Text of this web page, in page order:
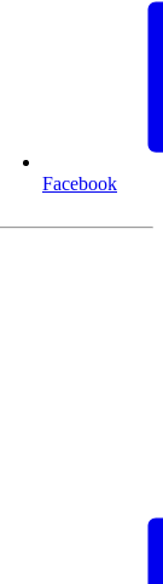
Facebook